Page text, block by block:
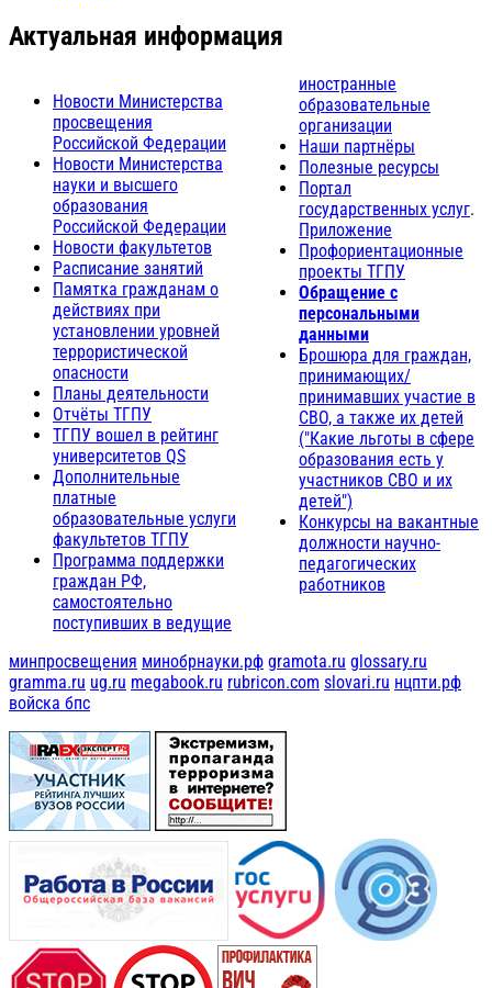
Актуальная информация
Новости Министерства
просвещения
Российской Федерации
Новости Министерства
науки и высшего
образования
Российской Федерации
Новости факультетов
Расписание занятий
Памятка гражданам о
действиях при
установлении уровней
террористической
опасности
Планы деятельности
Отчёты ТГПУ
ТГПУ вошел в рейтинг
университетов QS
Дополнительные
платные
образовательные услуги
факультетов ТГПУ
Программа поддержки
граждан РФ,
самостоятельно
поступивших в ведущие
иностранные
образовательные
организации
Наши партнёры
Полезные ресурсы
Портал
государственных услуг.
Приложение
Профориентационные
проекты ТГПУ
Обращение с
персональными
данными
Брошюра для граждан,
принимающих/
принимавших участие в
СВО, а также их детей
("Какие льготы в сфере
образования есть у
участников СВО и их
детей")
Конкурсы на вакантные
должности научно-
педагогических
работников
минпросвещения минобрнауки.рф gramota.ru glossary.ru
gramma.ru ug.ru megabook.ru rubricon.com slovari.ru нцпти.рф
войска бпс